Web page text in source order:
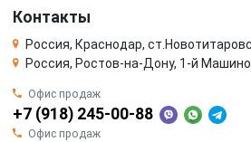
Контакты
Россия, Краснодар,
Россия, Ростов-на-Дону, 1-й
Офис продаж
+7 (918) 245-00-88
Офис продаж